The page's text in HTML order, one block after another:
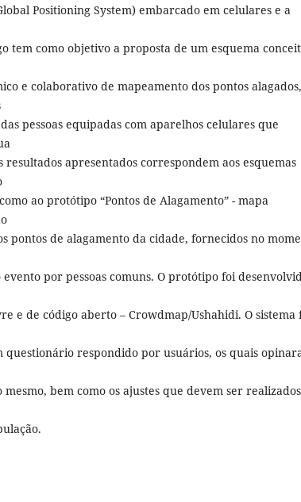
Positioning System) embarcado em celulares e a
tem como objetivo a proposta de um esquema
e colaborativo de mapeamento dos pontos alagados,
pessoas equipadas com aparelhos celulares que
resultados apresentados correspondem aos esquemas
ao protótipo “Pontos de Alagamento” - mapa
pontos de alagamento da cidade, fornecidos no
por pessoas comuns. O protótipo foi
e de código aberto – Crowdmap/Ushahidi. O sistema
questionário respondido por usuários, os quais
bem como os ajustes que devem ser realizados